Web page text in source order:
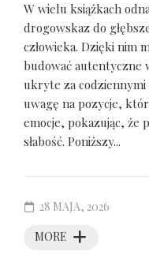
W wielu książkach
drogowskaz do
człowieka. Dzięki nim
budować autentyczne
ukryte za codziennymi
uwagę na pozycje,
emocje, pokazując, że
słabość. Poniższy...
MORE
28 MAJA, 2026